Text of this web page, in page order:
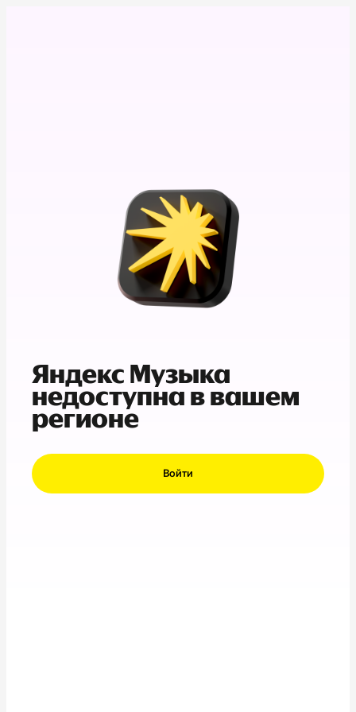
Яндекс Музыка
недоступна в вашем
регионе
Войти